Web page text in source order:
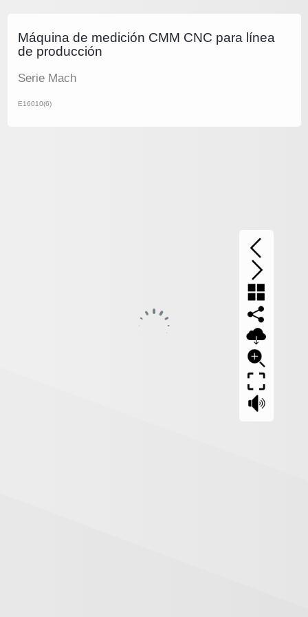
Máquina de medición CMM CNC para línea
de producción
Serie Mach
E16010(6)